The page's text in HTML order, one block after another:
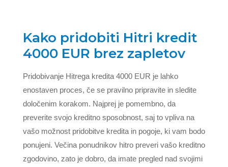
Kako pridobiti Hitri kredit
4000 EUR brez zapletov
Pridobivanje Hitrega kredita 4000 EUR je lahko
enostaven proces, če se pravilno pripravite in sledite
določenim korakom. Najprej je pomembno, da
preverite svojo kreditno sposobnost, saj to vpliva na
vašo možnost pridobitve kredita in pogoje, ki vam bodo
ponujeni. Večina ponudnikov hitro preveri vašo kreditno
zgodovino, zato je dobro, da imate pregled nad svojimi